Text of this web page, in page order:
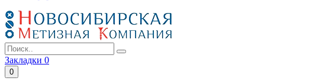
Закладки 0
0